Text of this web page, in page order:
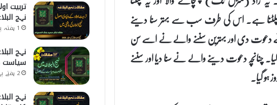
ہے۔ اس کی طرف سب سے بہتر سنا دینے
دی اور بہترین سننے والے نے اسے سن
لیا۔ چنانچہ دعوت دینے والے نے سنا دیا اور سننے
ہو گیا۔
تربیت
نہج
1 ہفتہ پہلے
نہج
سیاست
2 ہفتے پہلے
نہج